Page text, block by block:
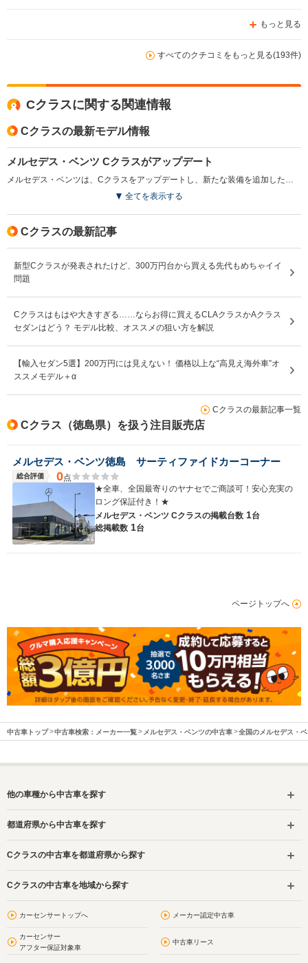
もっと見る
すべてのクチコミをもっと見る(193件)
Cクラスに関する関連情報
Cクラスの最新モデル情報
メルセデス・ベンツ Cクラスがアップデート
全てを表示する
Cクラスの最新記事
新型Cクラスが発表されたけど、300万円台から買える先代もめちゃイイ
問題
Cクラスはもはや大きすぎる……ならお得に買えるCLAクラスかAクラス
セダンはどう？ モデル比較、オススメの狙い方を解説
【輸入セダン5選】200万円には見えない！ 価格以上な“高見え海外車”オ
ススメモデル＋α
Cクラスの最新記事一覧
Cクラス（徳島県）を扱う注目販売店
メルセデス・ベンツ徳島 サーティファイドカーコーナー
総合評価 0点
★全車、全国最寄りのヤナセでご商談可！安心充実の
ロング保証付き！★
メルセデス・ベンツ Cクラスの掲載台数 1台
総掲載数 1台
ページトップへ
中古車トップ 中古車検索：メーカー一覧 メルセデス・ベンツの中古車 全国のメルセデス・
他の車種から中古車を探す
都道府県から中古車を探す
Cクラスの中古車を都道府県から探す
Cクラスの中古車を地域から探す
カーセンサートップへ メーカー認定中古車
カーセンサー
アフター保証対象車
中古車リース